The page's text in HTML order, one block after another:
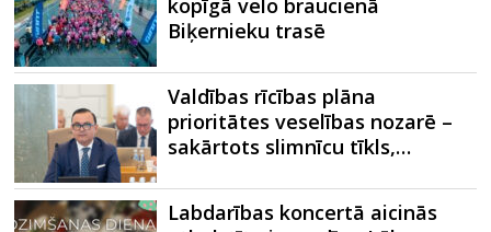
Biķernieku trasē
Valdības rīcības plāna
prioritātes veselības nozarē –
sakārtots slimnīcu tīkls,…
Labdarības koncertā aicinās